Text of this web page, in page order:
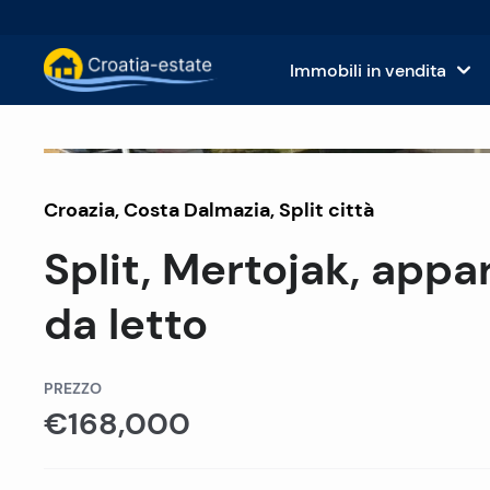
Immobili in vendita
Isole dalmate Immobili in vendita
Costa dalmata Immobili in vendita
Istria e Kvarner Immobili in vendita
Croazia,Costa Dalmazia,Split città
Split, Mertojak,
da letto
PREZZO
€168,000